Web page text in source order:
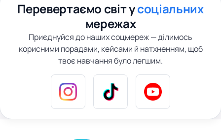
Перевертаємо світ усоціальних
мережах
Приєднуйся до наших соцмереж — ділимось
корисними порадами, кейсами й натхненням, щоб
твоє навчання було легшим.